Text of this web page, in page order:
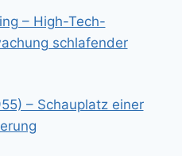
– High-Tech-
schlafender
– Schauplatz einer